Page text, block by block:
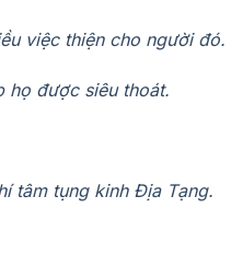
việc thiện cho người đó.
họ được siêu thoát.
tâm tụng kinh Địa Tạng.